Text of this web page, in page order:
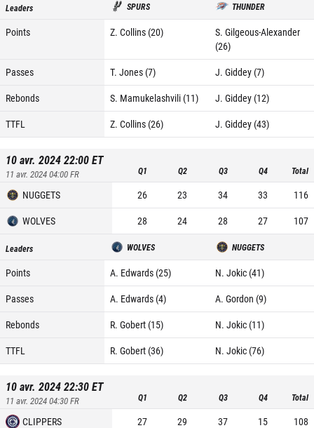
Leaders SPURS THUNDER
Points Z. Collins (20)
S. Gilgeous-Alexander
(26)
Passes
T. Jones (7)
J. Giddey (7)
Rebonds
S. Mamukelashvili (11)
J. Giddey (12)
TTFL
Z. Collins (26) J. Giddey (43)
10 avr. 2024 22:00ET
11 avr. 2024 04:00FR Q1 Q2 Q3 Q4 Total
NUGGETS 26 23 34 33
116
WOLVES
28 24 28 27 107
Leaders WOLVES NUGGETS
Points A. Edwards (25)
N. Jokic (41)
Passes
A. Edwards (4)
A. Gordon (9)
Rebonds
R. Gobert (15)
N. Jokic (11)
TTFL
R. Gobert (36) N. Jokic (76)
10 avr. 2024 22:30ET
11 avr. 2024 04:30FR Q1 Q2 Q3 Q4 Total
CLIPPERS 27 29 37 15 108